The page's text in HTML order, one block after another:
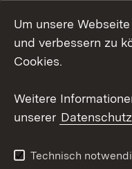
X / Twitter
Youtube
Kontakt
Barrierefreiheit
Um unsere
und verbessern zu
Cookies.
Weitere
unserer
Technisch